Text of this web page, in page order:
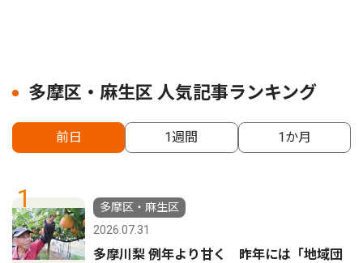
多摩区・麻生区 人気記事ランキング
前日 1週間 1か月
1
多摩区・麻生区
2026.07.31
多摩川梨 例年より甘く 昨年には「地域団